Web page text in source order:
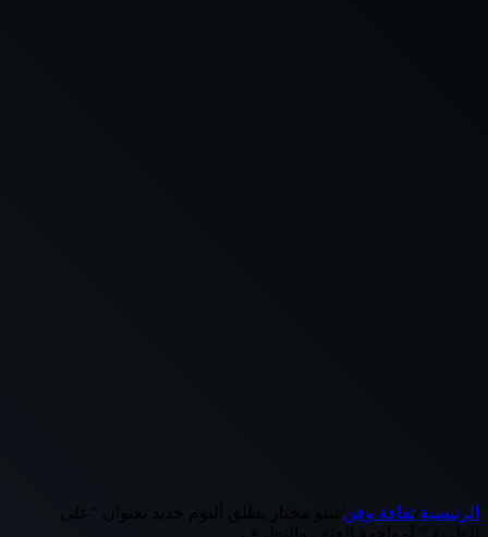
الرئيسية ثقافة وفن
تيتو مختار يطلق ألبوم جديد بعنوان “على